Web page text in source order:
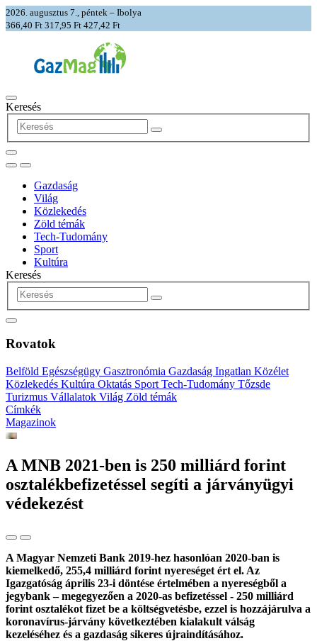
2026. augusztus 7., péntek – Ibolya
366,40 Ft 317,95 Ft 427,42 Ft
Keresés
Gazdaság
Világ
Közlekedés
Zöld témák
Tech-Tudomány
Sport
Kultúra
Keresés
Rovatok
Belföld Egészségügy Gasztronómia Gazdaság Ingatlan Közélet
Közlekedés Kultúra Oktatás Sport Tech-Tudomány Tőzsde
Turizmus Vállalatok Világ Zöld témák
Címkék
Magazinok
A MNB 2021-ben is 250 milliárd forint
osztalékbefizetéssel segíti a járványügyi
védekezést
A Magyar Nemzeti Bank 2019-hez hasonlóan 2020-ban is
kiemelkedő, 255,4 milliárd forint nyereséget ért el. Az
Igazgatóság április 23-i döntése értelmében a nyereségből a
jegybank – megegyezően a 2020-as befizetéssel - 250 milliárd
forint osztalékot fizet be a költségvetésbe, ezzel is hozzájárulva a
koronavírus-járvány következtében kialakult válság
kezeléséhez és a gazdaság sikeres újraindításához.